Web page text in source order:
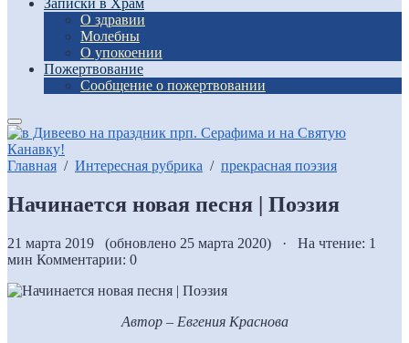
Записки в Храм
О здравии
Молебны
О упокоении
Пожертвование
Сообщение о пожертвовании
Главная / Интересная рубрика / прекрасная поэзия
Начинается новая песня | Поэзия
21 марта 2019 (обновлено 25 марта 2020) · На чтение: 1
мин Комментарии: 0
Автор – Евгения Краснова